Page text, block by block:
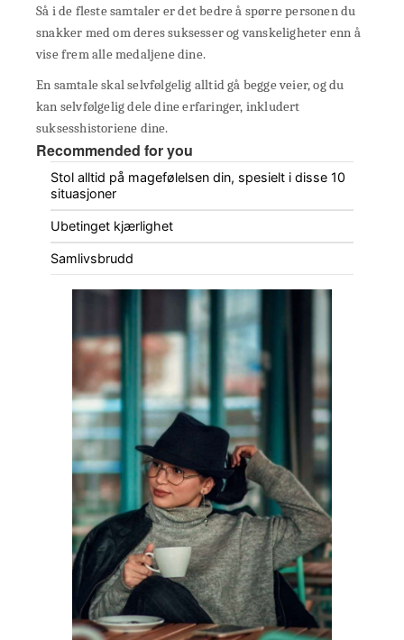
Så i de fleste samtaler er det bedre å spørre personen du
snakker med om deres suksesser og vanskeligheter enn å
vise frem alle medaljene dine.
En samtale skal selvfølgelig alltid gå begge veier, og du
kan selvfølgelig dele dine erfaringer, inkludert
suksesshistoriene dine.
Recommended for you
Stol alltid på magefølelsen din, spesielt i disse 10
situasjoner
Ubetinget kjærlighet
Samlivsbrudd